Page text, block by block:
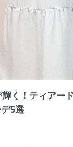
く！ティアー
5選